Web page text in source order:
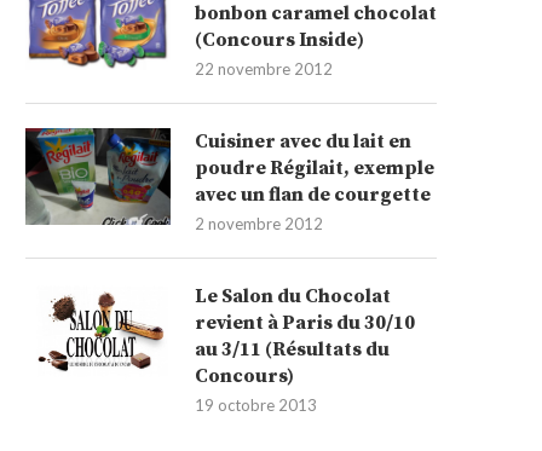
bonbon caramel chocolat
(Concours Inside)
22 novembre 2012
Cuisiner avec du lait en
poudre Régilait, exemple
avec un flan de courgette
2 novembre 2012
Le Salon du Chocolat
revient à Paris du 30/10
au 3/11 (Résultats du
Concours)
19 octobre 2013